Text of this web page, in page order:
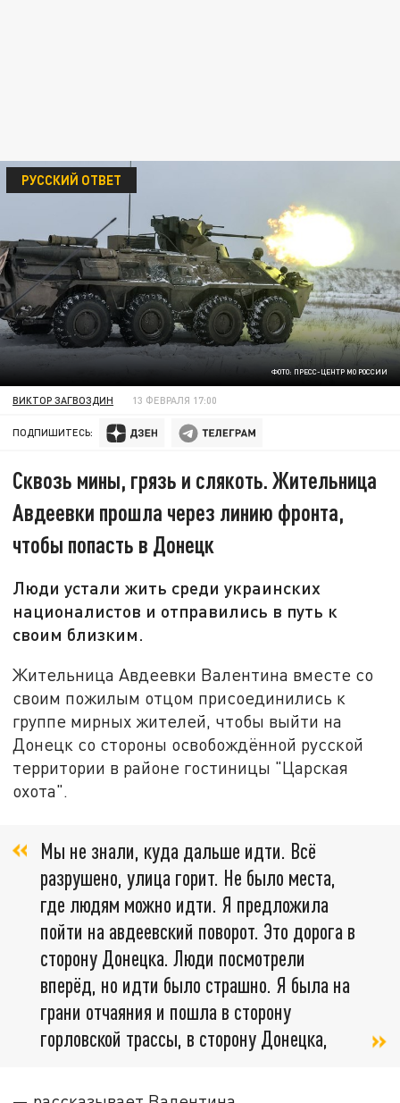
ФОТО: ПРЕСС-ЦЕНТР МО РОССИИ
РУССКИЙ ОТВЕТ
ВИКТОР ЗАГВОЗДИН 13 ФЕВРАЛЯ 17:00
ПОДПИШИТЕСЬ:
Сквозь мины, грязь и слякоть. Жительница
Авдеевки прошла через линию фронта,
чтобы попасть в Донецк
Люди устали жить среди украинских
националистов и отправились в путь к
своим близким.
Жительница Авдеевки Валентина вместе со
своим пожилым отцом присоединились к
группе мирных жителей, чтобы выйти на
Донецк со стороны освобождённой русской
территории в районе гостиницы "Царская
охота".
Мы не знали, куда дальше идти. Всё
разрушено, улица горит. Не было места,
где людям можно идти. Я предложила
пойти на авдеевский поворот. Это дорога в
сторону Донецка. Люди посмотрели
вперёд, но идти было страшно. Я была на
грани отчаяния и пошла в сторону
горловской трассы, в сторону Донецка,